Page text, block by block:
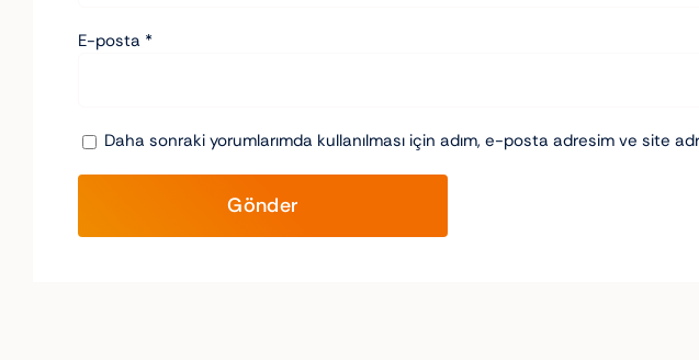
E-posta *
Daha sonraki yorumlarımda kullanılması için adım, e-posta adresim ve site